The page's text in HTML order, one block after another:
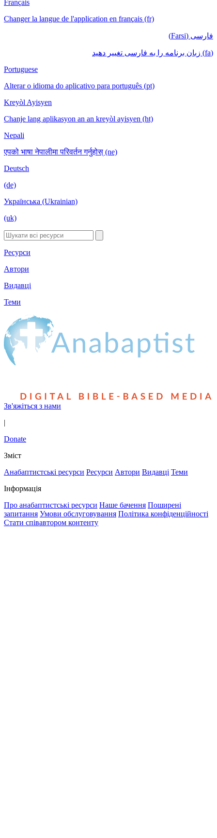
Français
Changer la langue de l'application en français (fr)
فارسی (Farsi)
(fa) زبان برنامه را به فارسی تغییر دهید
Portuguese
Alterar o idioma do aplicativo para português (pt)
Kreyòl Ayisyen
Chanje lang aplikasyon an an kreyòl ayisyen (ht)
Nepali
एपको भाषा नेपालीमा परिवर्तन गर्नुहोस् (ne)
Deutsch
(de)
Українська (Ukrainian)
(uk)
Ресурси
Автори
Видавці
Теми
Зв'яжіться з нами
|
Donate
Зміст
Анабаптистські ресурси Ресурси Автори Видавці Теми
Інформація
Про анабаптистські ресурси Наше бачення Поширені
запитання Умови обслуговування Політика конфіденційності
Стати співавтором контенту